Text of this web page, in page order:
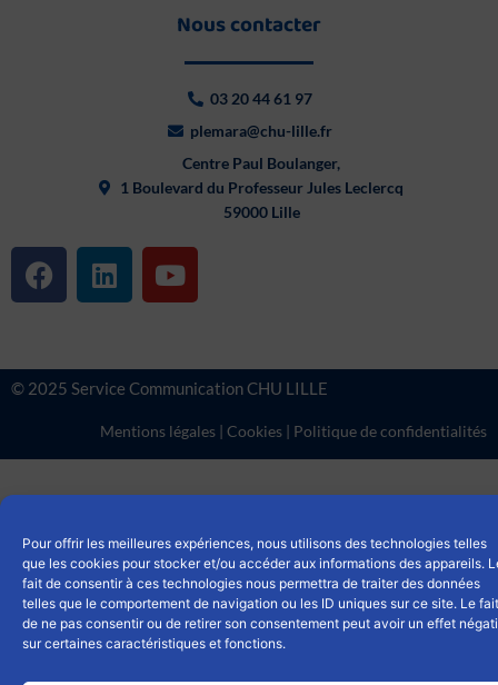
Pour offrir les meilleures expériences, nous utilisons des technologies telles
que les cookies pour stocker et/ou accéder aux informations des appareils.
fait de consentir à ces technologies nous permettra de traiter des données
telles que le comportement de navigation ou les ID uniques sur ce site. Le fait
de ne pas consentir ou de retirer son consentement peut avoir un effet
sur certaines caractéristiques et fonctions.
Nous contacter
03 20 44 61 97
plemara@chu-lille.fr
Centre Paul Boulanger,
1 Boulevard du Professeur Jules Leclercq
59000 Lille
F
a
b
o
k
L
i
e
d
i
n
Y
o
u
b
e
© 2025 Service Communication CHU LILLE
Mentions légales | Cookies | Politique de confidentialités